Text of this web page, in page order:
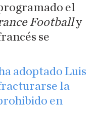
el
Footbally
se
adoptado Luis
la
en